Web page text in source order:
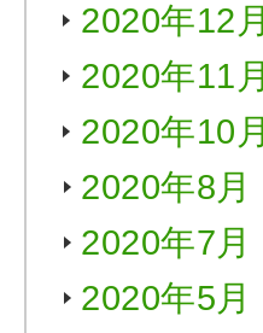
2020年12月
2020年11月
2020年10月
2020年8月
2020年7月
2020年5月